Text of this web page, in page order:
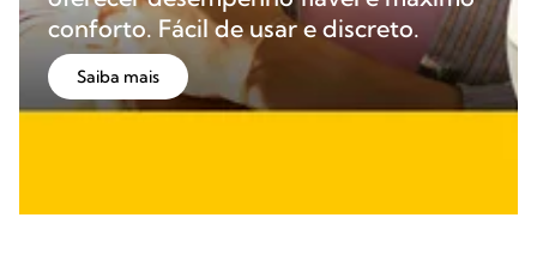
conforto. Fácil de usar e discreto.
Saiba mais